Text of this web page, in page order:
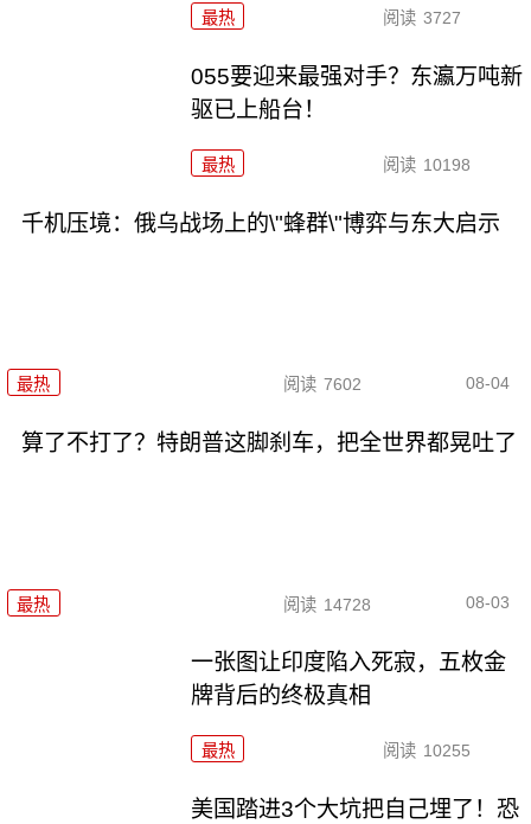
最热 阅读 3727
055要迎来最强对手？东瀛万吨新
驱已上船台！
最热 阅读 10198
千机压境：俄乌战场上的\"蜂群\"博弈与东大启示
最热 阅读 7602 08-04
算了不打了？特朗普这脚刹车，把全世界都晃吐了
最热 阅读 14728 08-03
一张图让印度陷入死寂，五枚金
牌背后的终极真相
最热 阅读 10255
美国踏进3个大坑把自己埋了！恐